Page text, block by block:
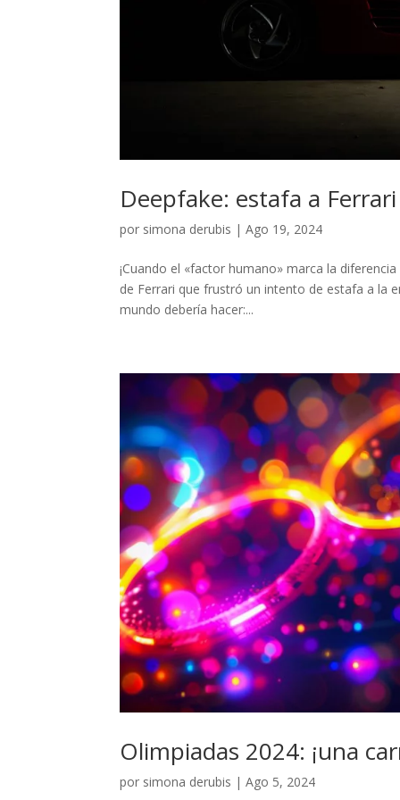
Deepfake: estafa a
por simona derubis |Ago 19, 2024
¡Cuando el «factor humano» marca la
de Ferrari que frustró un intento de estafa a la
mundo debería hacer:...
Olimpiadas 2024: ¡una
por simona derubis |Ago 5, 2024